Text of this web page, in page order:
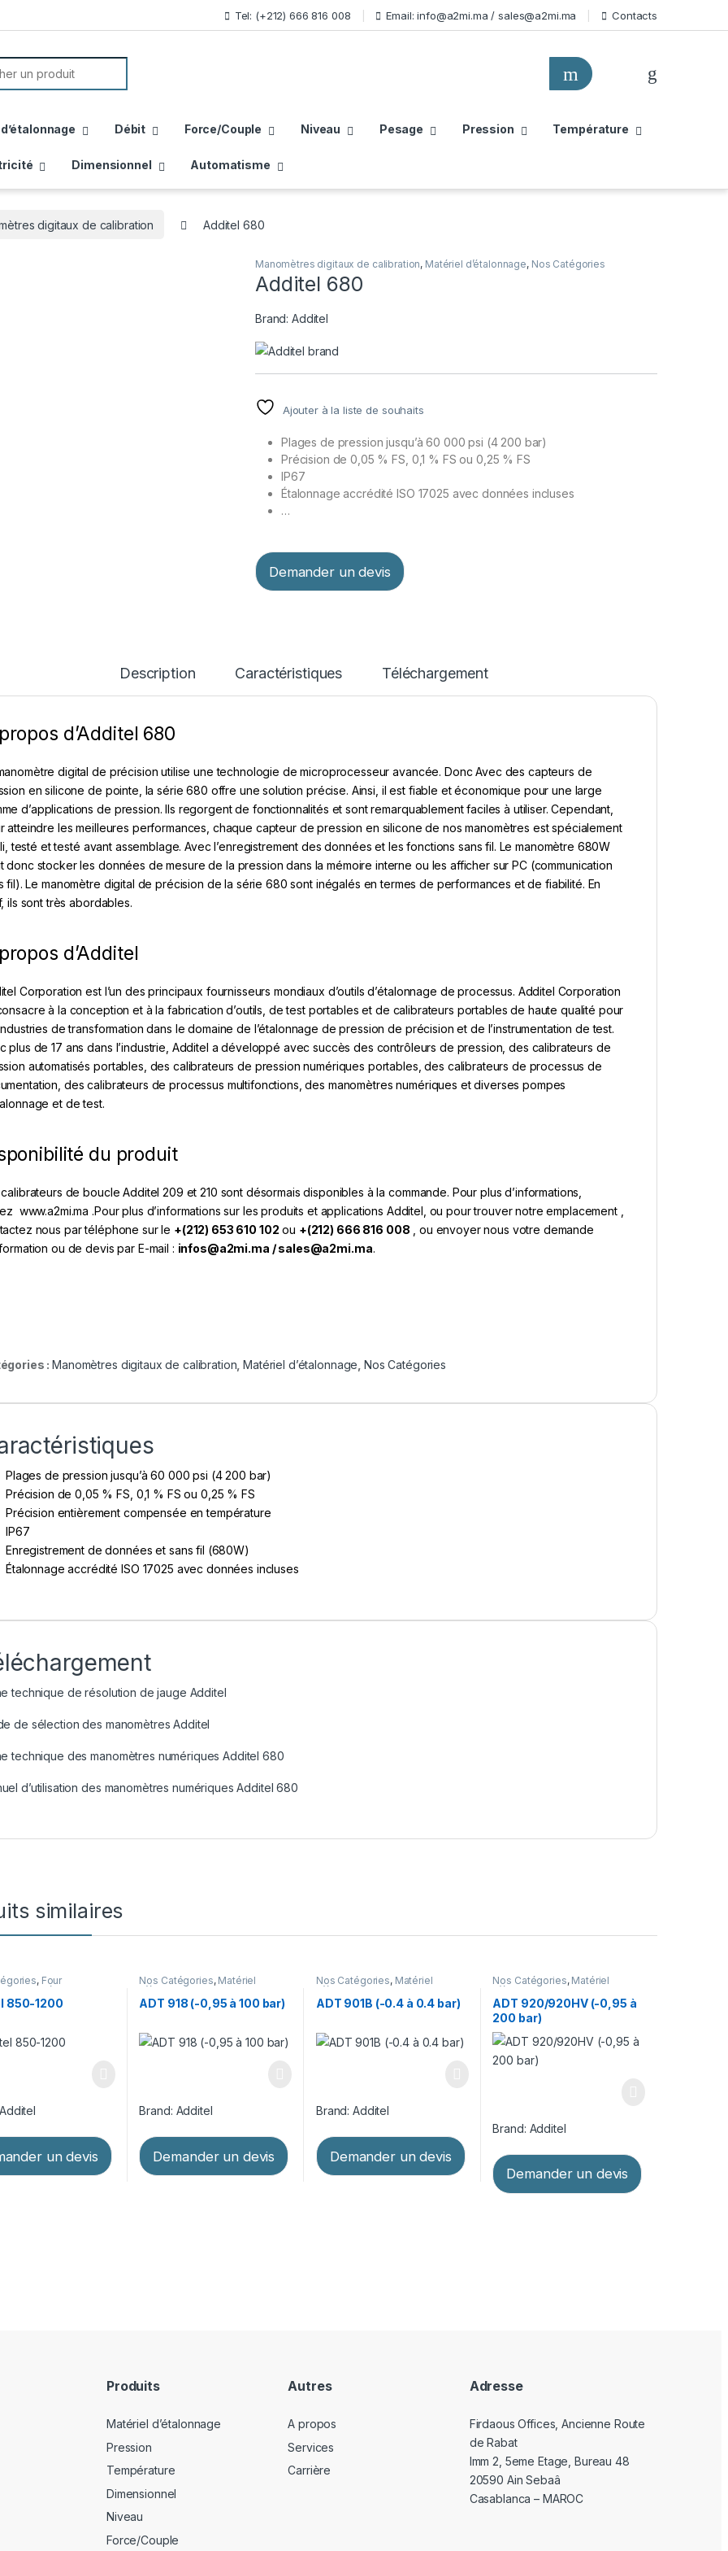
Tel: (+212) 666 816 008 Email: info@a2mi.ma / sales@a2mi.ma Contacts
Débit Force/Couple Niveau Pesage Pression Température
Dimensionnel Automatisme
digitaux de calibration Additel 680
Manomètres digitaux de calibration, Matériel d’étalonnage, Nos Catégories
Additel 680
Brand:Additel
Ajouter à la liste de souhaits
Plages de pression jusqu’à 60 000 psi (4 200 bar)
Précision de 0,05 % FS, 0,1 % FS ou 0,25 % FS
IP67
Étalonnage accrédité ISO 17025 avec données incluses
…
Demander un devis
Description Caractéristiques Téléchargement
d’Additel 680
digital de précision utilise une technologie de microprocesseur avancée. Donc Avec des capteurs de
en silicone de pointe, la série 680 offre une solution précise. Ainsi, il est fiable et économique pour une large
d’applications de pression. Ils regorgent de fonctionnalités et sont remarquablement faciles à utiliser. Cependant,
atteindre les meilleures performances, chaque capteur de pression en silicone de nos manomètres est spécialement
testé et testé avant assemblage. Avec l’enregistrement des données et les fonctions sans fil. Le manomètre 680W
donc stocker les données de mesure de la pression dans la mémoire interne ou les afficher sur PC (communication
fil). Le manomètre digital de précision de la série 680 sont inégalés en termes de performances et de fiabilité. En
ils sont très abordables.
d’Additel
Corporation est l’un des principaux fournisseurs mondiaux d’outils d’étalonnage de processus. Additel Corporation
à la conception et à la fabrication d’outils, de test portables et de calibrateurs portables de haute qualité pour
de transformation dans le domaine de l’étalonnage de pression de précision et de l’instrumentation de test.
plus de 17 ans dans l’industrie, Additel a développé avec succès des contrôleurs de pression, des calibrateurs de
automatisés portables, des calibrateurs de pression numériques portables, des calibrateurs de processus de
des calibrateurs de processus multifonctions, des manomètres numériques et diverses pompes
et de test.
du produit
de boucle Additel 209 et 210 sont désormais disponibles à la commande. Pour plus d’informations,
www.a2mi.ma .Pour plus d’informations sur les produits et applications Additel, ou pour trouver notre emplacement ,
nous par téléphone sur le +(212) 653 610 102 ou +(212) 666 816 008 , ou envoyer nous votre demande
ou de devis par E-mail : infos@a2mi.ma / sales@a2mi.ma.
:Manomètres digitaux de calibration ,Matériel d’étalonnage Nos Catégories
Plages de pression jusqu’à 60 000 psi (4 200 bar)
Précision de 0,05 % FS, 0,1 % FS ou 0,25 % FS
Précision entièrement compensée en température
IP67
Enregistrement de données et sans fil (680W)
Étalonnage accrédité ISO 17025 avec données incluses
technique de résolution de jauge Additel
de sélection des manomètres Additel
technique des manomètres numériques Additel 680
d’utilisation des manomètres numériques Additel 680
similaires
, Four
Matériel
850-1200
Additel
un devis
Nos Catégories, Matériel
d’étalonnage
pneumatiques
ADT 918 (-0,95 à 100 bar)
Brand: Additel
Demander un devis
Nos Catégories, Matériel
d’étalonnage
pneumatiques
ADT 901B (-0.4 à 0.4 bar)
Brand:Additel
Demander un devis
Nos Catégories, Matériel
d’étalonnage
pneumatiques
ADT 920/920HV (-0,95 à
200 bar)
Brand: Additel
Demander un devis
Produits
Matériel d’étalonnage
Pression
Température
Dimensionnel
Niveau
Force/Couple
Autres
A propos
Services
Carrière
Adresse
Firdaous Offices, Ancienne Route
de Rabat
Imm 2, 5eme Etage, Bureau 48
20590 Ain Sebaâ
Casablanca – MAROC